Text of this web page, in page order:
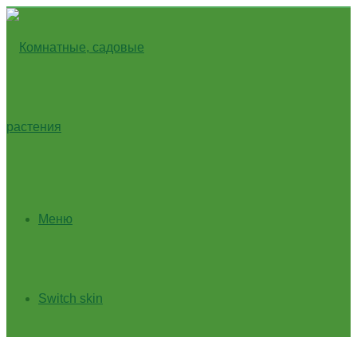
Меню
Switch skin